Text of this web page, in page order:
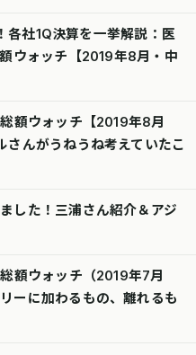
社1Q決算を一挙解説：医
ウォッチ【2019年8月・中
額ウォッチ【2019年8月
んがうねうね考えていたこ
した！三浦さん紹介＆アジ
額ウォッチ（2019年7月
ーに加わるもの、離れるも